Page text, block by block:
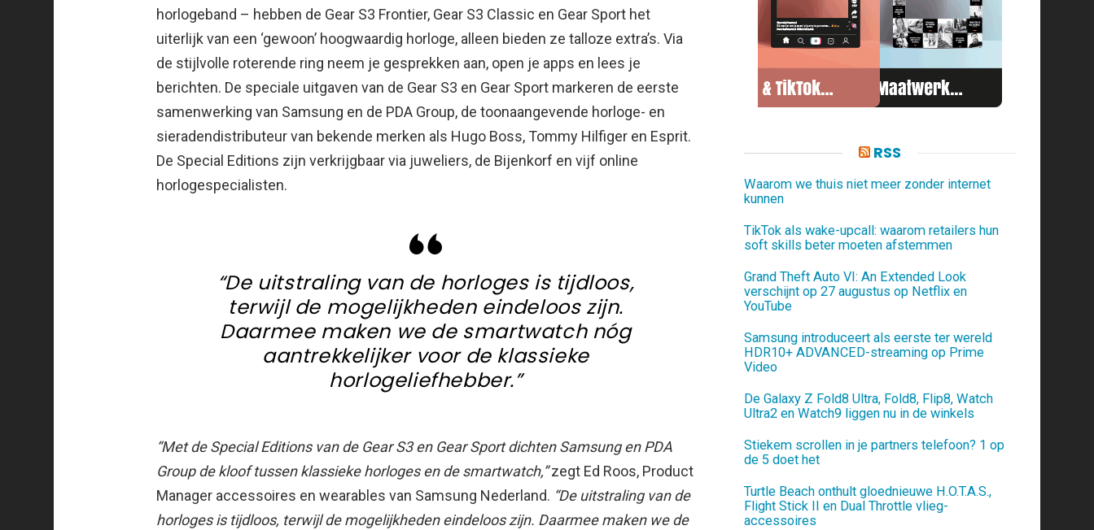
horlogeband – hebben de Gear S3 Frontier, Gear S3 Classic en Gear Sport het
uiterlijk van een ‘gewoon’ hoogwaardig horloge, alleen bieden ze talloze extra’s. Via
de stijlvolle roterende ring neem je gesprekken aan, open je apps en lees je
berichten. De speciale uitgaven van de Gear S3 en Gear Sport markeren de eerste
samenwerking van Samsung en de PDA Group, de toonaangevende horloge- en
sieradendistributeur van bekende merken als Hugo Boss, Tommy Hilfiger en Esprit.
De Special Editions zijn verkrijgbaar via juweliers, de Bijenkorf en vijf online
horlogespecialisten.
“De uitstraling van de horloges is tijdloos,
terwijl de mogelijkheden eindeloos zijn.
Daarmee maken we de smartwatch nóg
aantrekkelijker voor de klassieke
horlogeliefhebber.”
“Met de Special Editions van de Gear S3 en Gear Sport dichten Samsung en PDA
Group de kloof tussen klassieke horloges en de smartwatch,”zegt Ed Roos, Product
Manager accessoires en wearables van Samsung Nederland. “De uitstraling van de
horloges is tijdloos, terwijl de mogelijkheden eindeloos zijn. Daarmee maken we de
RSS
Waarom we thuis niet meer zonder internet
kunnen
TikTok als wake-upcall: waarom retailers hun
soft skills beter moeten afstemmen
Grand Theft Auto VI: An Extended Look
verschijnt op 27 augustus op Netflix en
YouTube
Samsung introduceert als eerste ter wereld
HDR10+ ADVANCED-streaming op Prime
Video
De Galaxy Z Fold8 Ultra, Fold8, Flip8, Watch
Ultra2 en Watch9 liggen nu in de winkels
Stiekem scrollen in je partners telefoon? 1 op
de 5 doet het
Turtle Beach onthult gloednieuwe H.O.T.A.S.,
Flight Stick II en Dual Throttle vlieg-
accessoires